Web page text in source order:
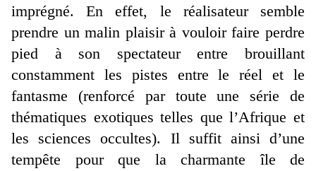
imprégné. En effet, le réalisateur semble
prendre un malin plaisir à vouloir faire perdre
pied à son spectateur entre brouillant
constamment les pistes entre le réel et le
fantasme (renforcé par toute une série de
thématiques exotiques telles que l’Afrique et
les sciences occultes). Il suffit ainsi d’une
tempête pour que la charmante île de